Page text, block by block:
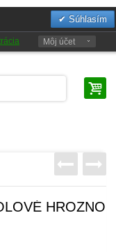
Súhlasím
Môj účet
HROZNO